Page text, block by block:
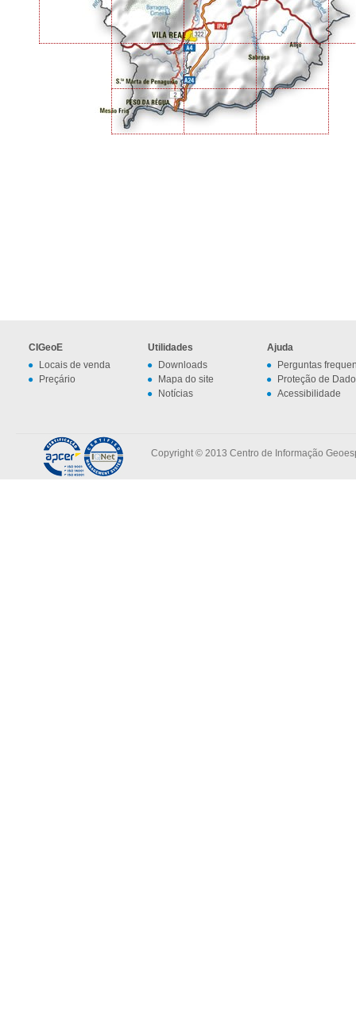
CIGeoE
Locais de venda
Preçário
Utilidades
Downloads
Mapa do site
Notícias
Ajuda
Perguntas
Proteção de
Acessibilidade
Copyright © 2013 Centro de Informação